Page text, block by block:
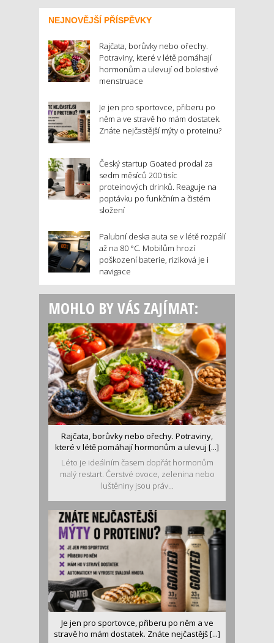
NEJNOVĚJŠÍ PŘÍSPĚVKY
Rajčata, borůvky nebo ořechy.
Potraviny, které v létě pomáhají
hormonům a ulevují od bolestivé
menstruace
Je jen pro sportovce, přiberu po
něm a ve stravě ho mám dostatek.
Znáte nejčastější mýty o proteinu?
Český startup Goated prodal za
sedm měsíců 200 tisíc
proteinových drinků. Reaguje na
poptávku po funkčním a čistém
složení
Palubní deska auta se v létě rozpálí
až na 80 °C. Mobilům hrozí
poškození baterie, riziková je i
navigace
MOHLO BY VÁS ZAJÍMAT:
Rajčata, borůvky nebo ořechy. Potraviny,
které v létě pomáhají hormonům a ulevuj [...]
Léto je ideálním časem dopřát hormonům
malý restart. Čerstvé ovoce, zelenina nebo
luštěniny jsou práv...
Je jen pro sportovce, přiberu po něm a ve
stravě ho mám dostatek. Znáte nejčastějš [...]